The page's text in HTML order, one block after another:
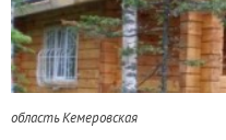
область Кемеровская